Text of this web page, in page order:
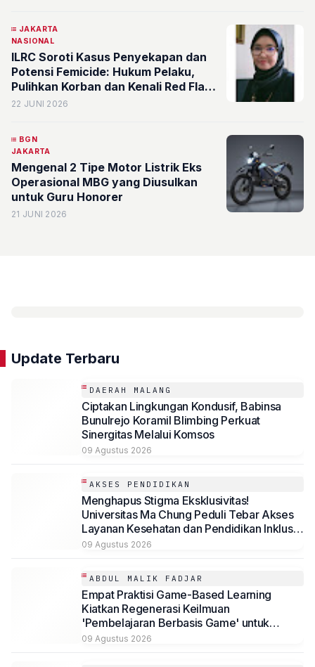
JAKARTA
NASIONAL
ILRC Soroti Kasus Penyekapan dan
Potensi Femicide: Hukum Pelaku,
Pulihkan Korban dan Kenali Red Flag
Kekerasan dalam Pacaran
22 JUNI 2026
BGN
JAKARTA
Mengenal 2 Tipe Motor Listrik Eks
Operasional MBG yang Diusulkan
untuk Guru Honorer
21 JUNI 2026
Update Terbaru
DAERAH MALANG
Ciptakan Lingkungan Kondusif, Babinsa
Bunulrejo Koramil Blimbing Perkuat
Sinergitas Melalui Komsos
09 Agustus 2026
AKSES PENDIDIKAN
Menghapus Stigma Eksklusivitas!
Universitas Ma Chung Peduli Tebar Akses
Layanan Kesehatan dan Pendidikan Inklusif
bagi Masyarakat
09 Agustus 2026
ABDUL MALIK FADJAR
Empat Praktisi Game-Based Learning
Kiatkan Regenerasi Keilmuan
'Pembelajaran Berbasis Game' untuk
Mahasiswa Psikologi Universitas
09 Agustus 2026